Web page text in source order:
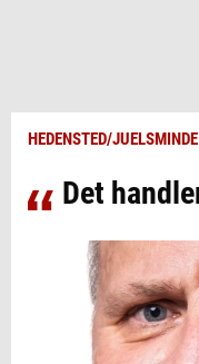
HEDENSTED/
Det